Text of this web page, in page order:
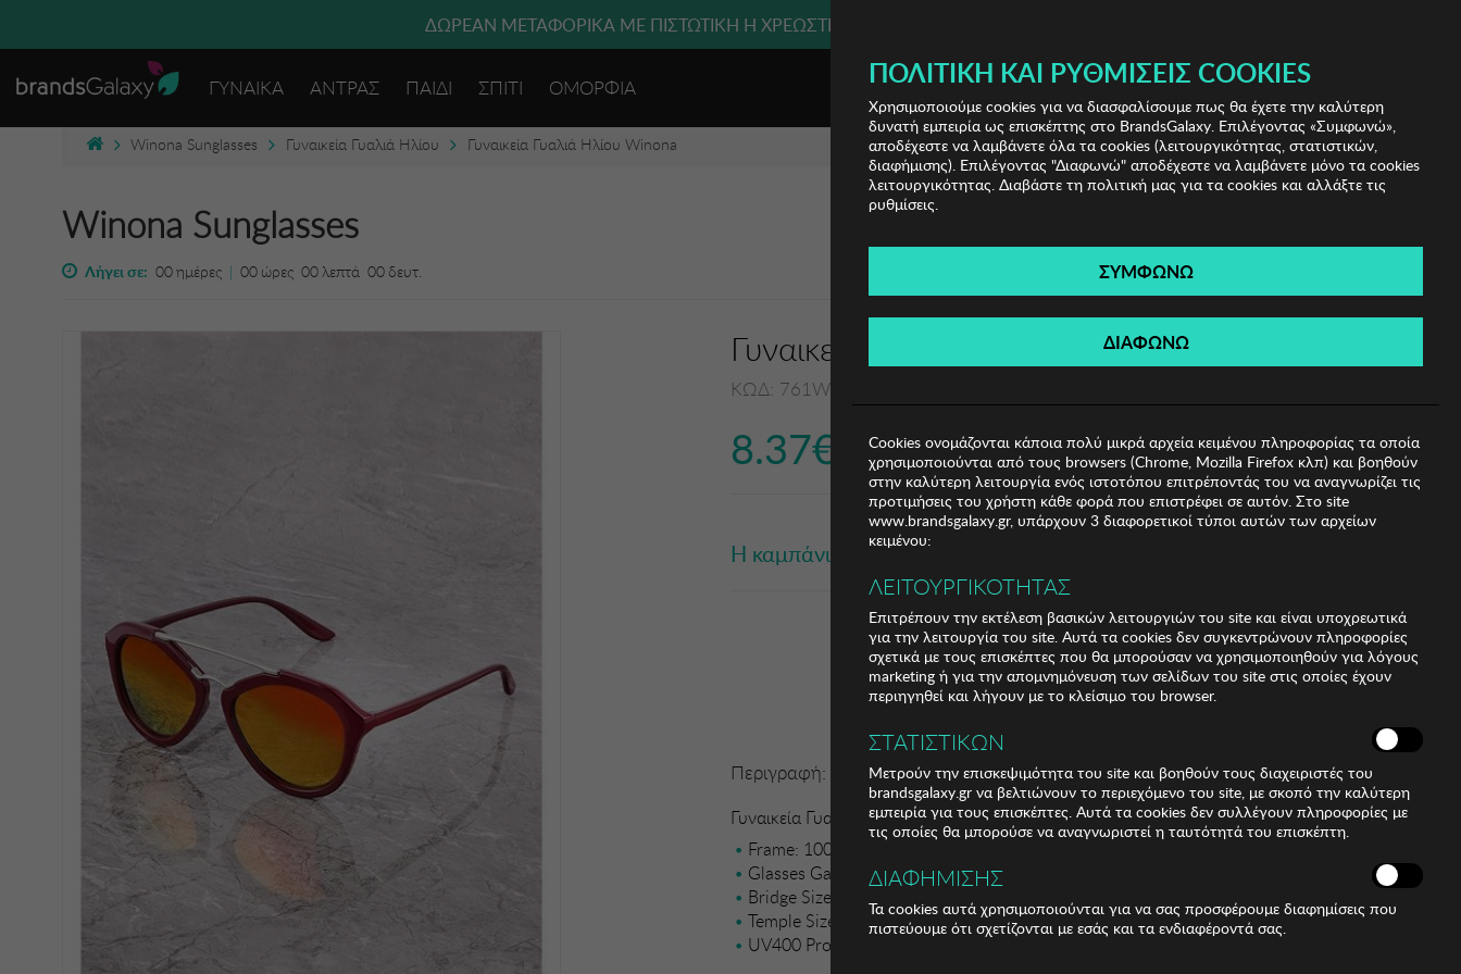
ΔΩΡΕΑΝ ΜΕΤΑΦΟΡΙΚΑ ΜΕ ΠΙΣΤΩΤΙΚΗ Ή ΧΡΕΩΣΤΙΚΗ ΚΑΡΤΑ, PAYPAL & IRIS!
ΓΥΝΑΙΚΑ ΑΝΤΡΑΣ ΠΑΙΔΙ ΣΠΙΤΙ ΟΜΟΡΦΙΑ (0)
Winona Sunglasses Γυναικεία Γυαλιά Ηλίου Γυναικεία Γυαλιά Ηλίου Winona
Winona Sunglasses
Λήγει σε: 00ημέρες | 00 ώρες 00λεπτά 00 δευτ.
Γυναικεία Γυαλιά Ηλίου Winona
ΚΩΔ: 761WNA1145
8.37€
Η καμπάνια έχει λήξει
Περιγραφή:
Γυναικεία Γυαλιά Ηλίου Winona
Frame: 100% PLASTIC
Glasses Gauge Size: 52 mm
Bridge Size: 14 mm
Temple Size: 150 mm
UV400 Protection
ΠΟΛΙΤΙΚΉ ΚΑΙ ΡΥΘΜΊΣΕΙΣ COOKIES
Χρησιμοποιούμε cookies για να διασφαλίσουμε πως θα έχετε την καλύτερη
δυνατή εμπειρία ως επισκέπτης στο BrandsGalaxy. Επιλέγοντας «Συμφωνώ»,
αποδέχεστε να λαμβάνετε όλα τα cookies (λειτουργικότητας, στατιστικών,
διαφήμισης). Επιλέγοντας "Διαφωνώ" αποδέχεστε να λαμβάνετε μόνο τα cookies
λειτουργικότητας. Διαβάστε τη πολιτική μας για τα cookies και αλλάξτε τις
ρυθμίσεις.
ΣΥΜΦΩΝΩ
ΔΙΑΦΩΝΩ
Cookies ονομάζονται κάποια πολύ μικρά αρχεία κειμένου πληροφορίας τα οποία
χρησιμοποιούνται από τους browsers (Chrome, Mozilla Firefox κλπ) και βοηθούν
στην καλύτερη λειτουργία ενός ιστοτόπου επιτρέποντάς του να αναγνωρίζει τις
προτιμήσεις του χρήστη κάθε φορά που επιστρέφει σε αυτόν. Στο site
www.brandsgalaxy.gr, υπάρχουν 3 διαφορετικοί τύποι αυτών των αρχείων
κειμένου:
ΛΕΙΤΟΥΡΓΙΚΟΤΗΤΑΣ
Επιτρέπουν την εκτέλεση βασικών λειτουργιών του site και είναι υποχρεωτικά
για την λειτουργία του site. Αυτά τα cookies δεν συγκεντρώνουν πληροφορίες
σχετικά με τους επισκέπτες που θα μπορούσαν να χρησιμοποιηθούν για λόγους
marketing ή για την απομνημόνευση των σελίδων του site στις οποίες έχουν
περιηγηθεί και λήγουν με το κλείσιμο του browser.
ΣΤΑΤΙΣΤΙΚΩΝ
Μετρούν την επισκεψιμότητα του site και βοηθούν τους διαχειριστές του
brandsgalaxy.gr να βελτιώνουν το περιεχόμενο του site, με σκοπό την καλύτερη
εμπειρία για τους επισκέπτες. Αυτά τα cookies δεν συλλέγουν πληροφορίες με
τις οποίες θα μπορούσε να αναγνωριστεί η ταυτότητά του επισκέπτη.
ΔΙΑΦΗΜΙΣΗΣ
Τα cookies αυτά χρησιμοποιούνται για να σας προσφέρουμε διαφημίσεις που
πιστεύουμε ότι σχετίζονται με εσάς και τα ενδιαφέροντά σας.